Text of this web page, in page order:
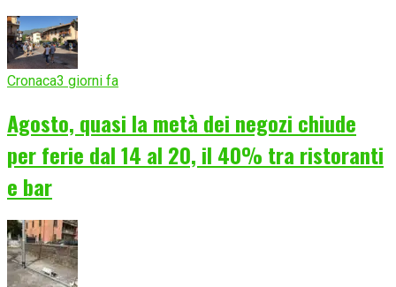
Cronaca3 giorni fa
Agosto, quasi la metà dei negozi chiude
per ferie dal 14 al 20, il 40% tra ristoranti
e bar